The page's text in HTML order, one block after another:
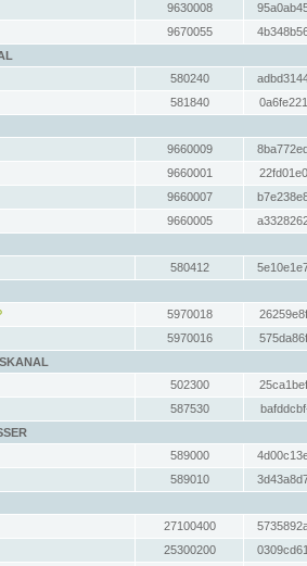
9630008
9670055
580240
581840
9660009
9660001
9660007
9660005
580412
5970018
5970016
502300
587530
589000
589010
27100400
25300200